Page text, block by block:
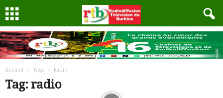
Accueil Tags Radio
Tag: radio